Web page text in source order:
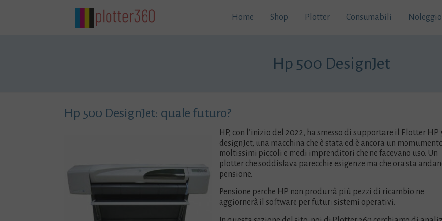
Home Shop Plotter Consumabili Noleggio
Hp 500 DesignJet
Hp 500 DesignJet: quale futuro?
HP, con l’inizio del 2022, ha smesso di supportare il Plotter HP
designJet, una macchina che è stata ed è ancora un
moltissimi piccoli e medi imprenditori che ne facevano uso. Un
plotter che soddisfava parecchie esigenze ma che ora sta
pensione.
Pensione perche HP non produrrà più pezzi di ricambio ne
aggiornerà il software per futuri sistemi operativi.